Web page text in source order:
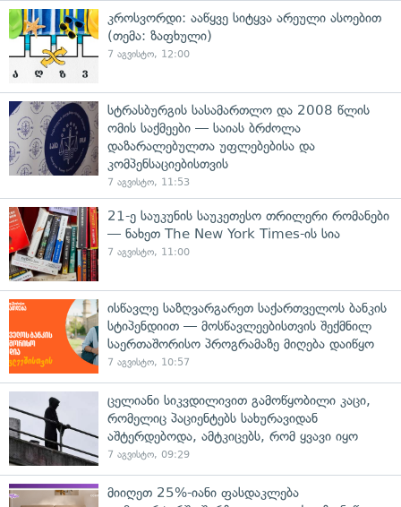
კროსვორდი: ააწყვე სიტყვა არეული ასოებით
(თემა: ზაფხული)
7 აგვისტო, 12:00
სტრასბურგის სასამართლო და 2008 წლის
ომის საქმეები — საიას ბრძოლა
დაზარალებულთა უფლებებისა და
კომპენსაციებისთვის
7 აგვისტო, 11:53
21-ე საუკუნის საუკეთესო თრილერი რომანები
— ნახეთ The New York Times-ის სია
7 აგვისტო, 11:00
ისწავლე საზღვარგარეთ საქართველოს ბანკის
სტიპენდიით — მოსწავლეებისთვის შექმნილ
საერთაშორისო პროგრამაზე მიღება დაიწყო
7 აგვისტო, 10:57
ცელიანი სიკვდილივით გამოწყობილი კაცი,
რომელიც პაციენტებს სახურავიდან
აშტერდებოდა, ამტკიცებს, რომ ყვავი იყო
7 აგვისტო, 09:29
მიიღეთ 25%-იანი ფასდაკლება